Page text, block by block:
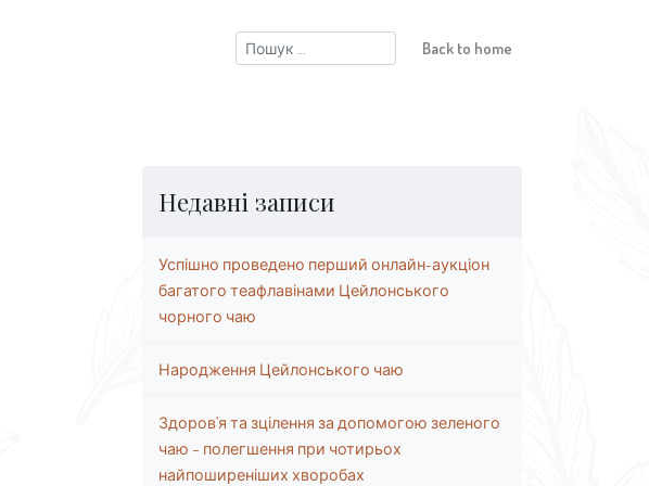
Пошук: Back to home
Недавні записи
Успішно проведено перший онлайн-аукціон
багатого теафлавінами Цейлонського
чорного чаю
Народження Цейлонського чаю
Здоров’я та зцілення за допомогою зеленого
чаю – полегшення при чотирьох
найпоширеніших хворобах